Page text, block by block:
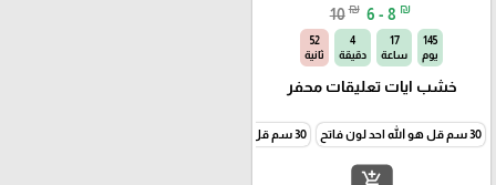
10 ₪ 6 - 8 ₪
145
يوم
17
ساعة
4
دقيقة
52
ثانية
خشب ايات تعليقات محفر
30 سم قل هو الله احد لون فاتح 30 سم قل هو الله احد لون غامق
add_shopping_cart